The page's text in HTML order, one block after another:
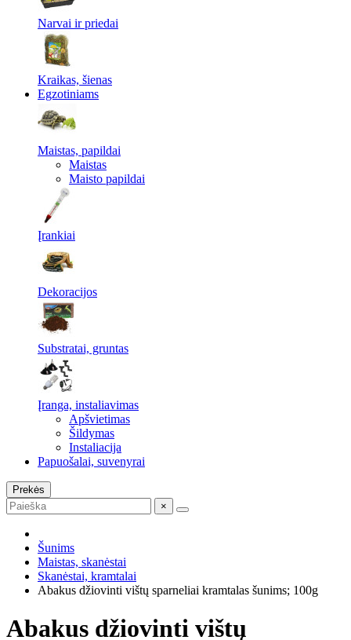
Narvai ir priedai
Kraikas, šienas
Egzotiniams
Maistas, papildai
Maistas
Maisto papildai
Įrankiai
Dekoracijos
Substratai, gruntas
Įranga, instaliavimas
Apšvietimas
Šildymas
Instaliacija
Papuošalai, suvenyrai
Prekės
×
Šunims
Maistas, skanėstai
Skanėstai, kramtalai
Abakus džiovinti vištų sparneliai kramtalas šunims; 100g
Abakus džiovinti vištų